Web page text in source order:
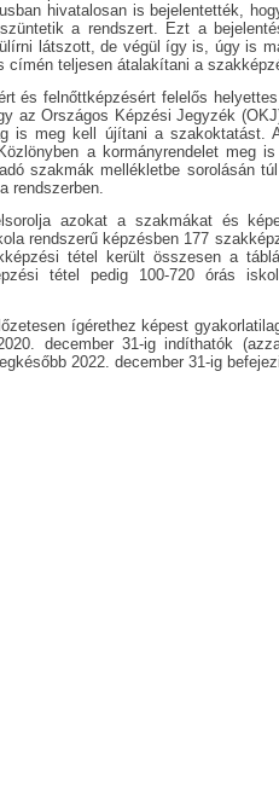
hivatalosan is bejelentették,
a rendszert. Ezt a
látszott, de végül így is, úgy is
címén teljesen átalakítani a
és felnőttképzésért felelős
az Országos Képzési Jegyzék
is meg kell újítani a szakoktatást.
a kormányrendelet meg
szakmák mellékletbe sorolásán
rendszerben.
azokat a szakmákat és
rendszerű képzésben 177
tétel került összesen a
tétel pedig 100-720 órás
ígérethez képest
december 31-ig indíthatók
2022. december 31-ig